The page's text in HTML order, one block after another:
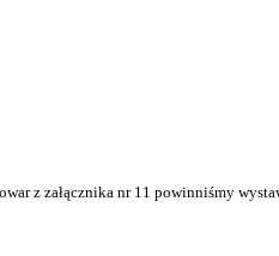
z załącznika nr 11 powinniśmy